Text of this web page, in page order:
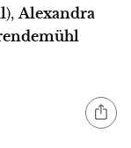
), Alexandra